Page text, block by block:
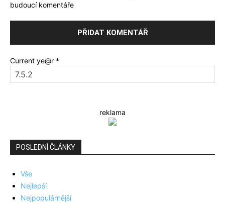
budoucí komentáře
Current ye@r *
reklama
POSLEDNÍ ČLÁNKY
Vše
Nejlepší
Nejpopulárnější